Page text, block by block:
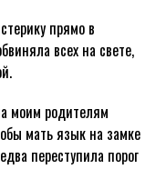
прямо в
всех на свете,
моим родителям
мать язык на замке
переступила порог